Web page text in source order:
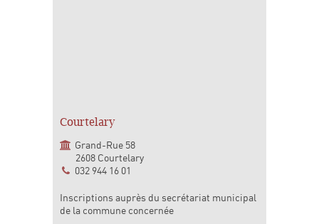
Courtelary
Grand-Rue 58
2608 Courtelary
032 944 16 01
Inscriptions auprès du secrétariat municipal
de la commune concernée